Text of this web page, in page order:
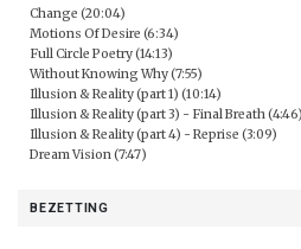
Change (20:04)
Motions Of Desire (6:34)
Full Circle Poetry (14:13)
Without Knowing Why (7:55)
Illusion & Reality (part 1) (10:14)
Illusion & Reality (part 3) - Final Breath (4:46)
Illusion & Reality (part 4) - Reprise (3:09)
Dream Vision (7:47)
BEZETTING